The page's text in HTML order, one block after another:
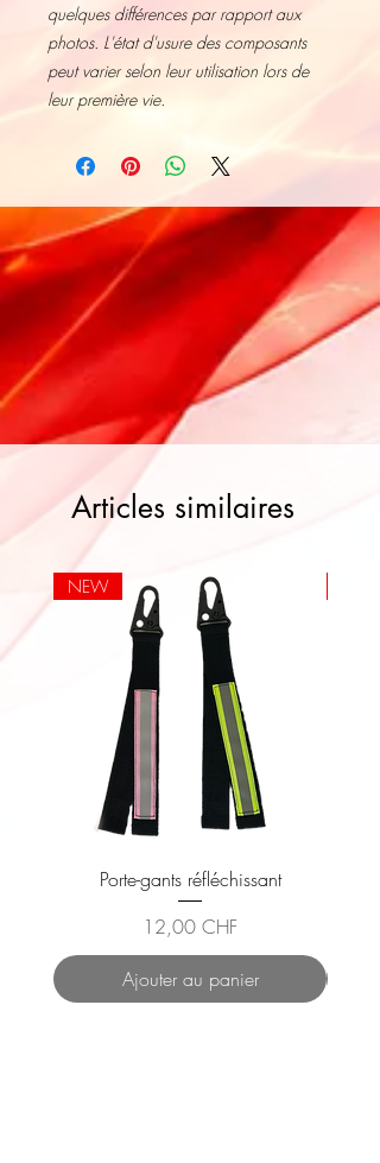
quelques différences par rapport aux
photos. L'état d'usure des composants
peut varier selon leur utilisation lors de
leur première vie.
Articles similaires
NEW
Porte-gants réfléchissant
Prix
12,00 CHF
Ajouter au panier